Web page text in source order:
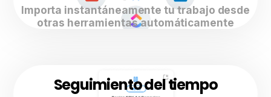
Importa instantáneamente tu trabajo desde
otras herramientas automáticamente
Seguimiento del tiempo